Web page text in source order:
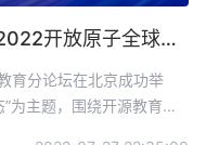
产学研用 共建开源人才生态 | 2022开放原子全球开源峰会教育分论坛圆满召开
育分论坛在北京成功举
为主题，围绕开源教育建